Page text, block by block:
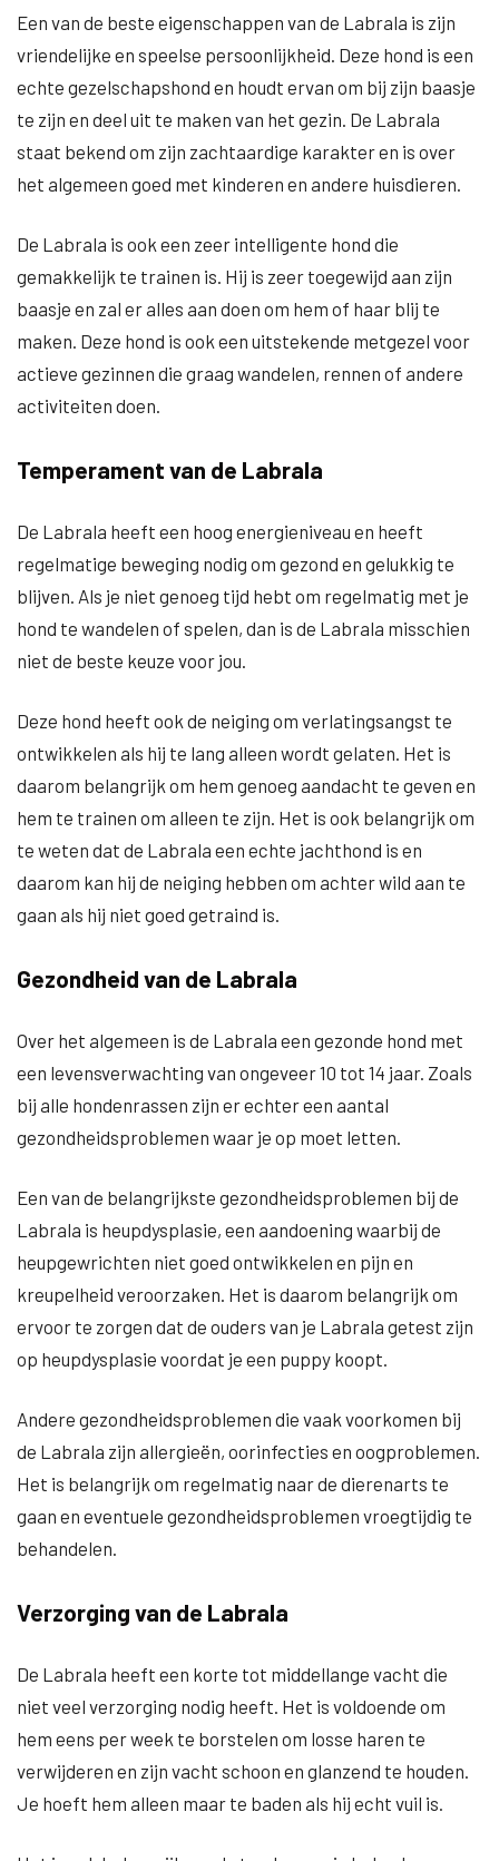
Een van de beste eigenschappen van de Labrala is zijn
vriendelijke en speelse persoonlijkheid. Deze hond is een
echte gezelschapshond en houdt ervan om bij zijn baasje
te zijn en deel uit te maken van het gezin. De Labrala
staat bekend om zijn zachtaardige karakter en is over
het algemeen goed met kinderen en andere huisdieren.
De Labrala is ook een zeer intelligente hond die
gemakkelijk te trainen is. Hij is zeer toegewijd aan zijn
baasje en zal er alles aan doen om hem of haar blij te
maken. Deze hond is ook een uitstekende metgezel voor
actieve gezinnen die graag wandelen, rennen of andere
activiteiten doen.
Temperament van de Labrala
De Labrala heeft een hoog energieniveau en heeft
regelmatige beweging nodig om gezond en gelukkig te
blijven. Als je niet genoeg tijd hebt om regelmatig met je
hond te wandelen of spelen, dan is de Labrala misschien
niet de beste keuze voor jou.
Deze hond heeft ook de neiging om verlatingsangst te
ontwikkelen als hij te lang alleen wordt gelaten. Het is
daarom belangrijk om hem genoeg aandacht te geven en
hem te trainen om alleen te zijn. Het is ook belangrijk om
te weten dat de Labrala een echte jachthond is en
daarom kan hij de neiging hebben om achter wild aan te
gaan als hij niet goed getraind is.
Gezondheid van de Labrala
Over het algemeen is de Labrala een gezonde hond met
een levensverwachting van ongeveer 10 tot 14 jaar. Zoals
bij alle hondenrassen zijn er echter een aantal
gezondheidsproblemen waar je op moet letten.
Een van de belangrijkste gezondheidsproblemen bij de
Labrala is heupdysplasie, een aandoening waarbij de
heupgewrichten niet goed ontwikkelen en pijn en
kreupelheid veroorzaken. Het is daarom belangrijk om
ervoor te zorgen dat de ouders van je Labrala getest zijn
op heupdysplasie voordat je een puppy koopt.
Andere gezondheidsproblemen die vaak voorkomen bij
de Labrala zijn allergieën, oorinfecties en oogproblemen.
Het is belangrijk om regelmatig naar de dierenarts te
gaan en eventuele gezondheidsproblemen vroegtijdig te
behandelen.
Verzorging van de Labrala
De Labrala heeft een korte tot middellange vacht die
niet veel verzorging nodig heeft. Het is voldoende om
hem eens per week te borstelen om losse haren te
verwijderen en zijn vacht schoon en glanzend te houden.
Je hoeft hem alleen maar te baden als hij echt vuil is.